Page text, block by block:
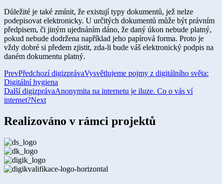
Důležité je také zmínit, že existují typy dokumentů, jež nelze
podepisovat elektronicky. U určitých dokumentů může být právním
předpisem, či jiným ujednáním dáno, že daný úkon nebude platný,
pokud nebude dodržena například jeho papírová forma. Proto je
vždy dobré si předem zjistit, zda-li bude váš elektronický podpis na
daném dokumentu platný.​
PrevPředchozí digizprávaVysvětlujeme pojmy z digitálního světa:
Digitální hygiena
Další digizprávaAnonymita na internetu je iluze. Co o vás ví
internet?Next
Realizováno v rámci projektů